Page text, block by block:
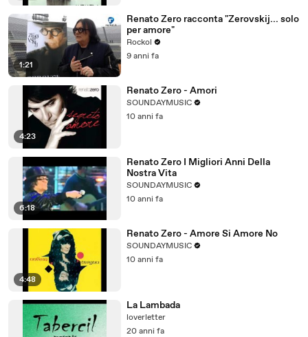
1:21
Renato Zero racconta "Zerovskij... solo
per amore"
Rockol
9 anni fa
4:23
Renato Zero - Amori
SOUNDAYMUSIC
10 anni fa
6:18
Renato Zero I Migliori Anni Della
Nostra Vita
SOUNDAYMUSIC
10 anni fa
4:48
Renato Zero - Amore Si Amore No
SOUNDAYMUSIC
10 anni fa
La Lambada
loverletter
20 anni fa